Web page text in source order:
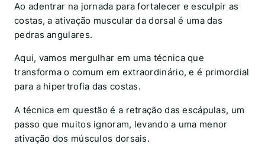
Ao adentrar na jornada para fortalecer e esculpir as
costas, a ativação muscular da dorsal é uma das
pedras angulares.
Aqui, vamos mergulhar em uma técnica que
transforma o comum em extraordinário, e é primordial
para a hipertrofia das costas.
A técnica em questão é a retração das escápulas, um
passo que muitos ignoram, levando a uma menor
ativação dos músculos dorsais.